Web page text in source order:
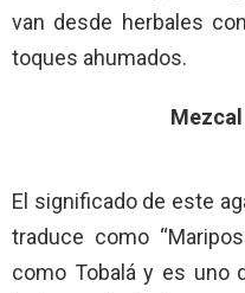
van desde herbales
toques ahumados.
El significado de este
traduce como
como Tobalá y es uno